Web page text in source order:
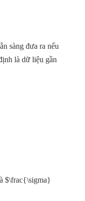
sàng đưa ra nếu
là dữ liệu gần
$\frac{\sigma}